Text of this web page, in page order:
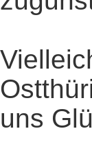
uns